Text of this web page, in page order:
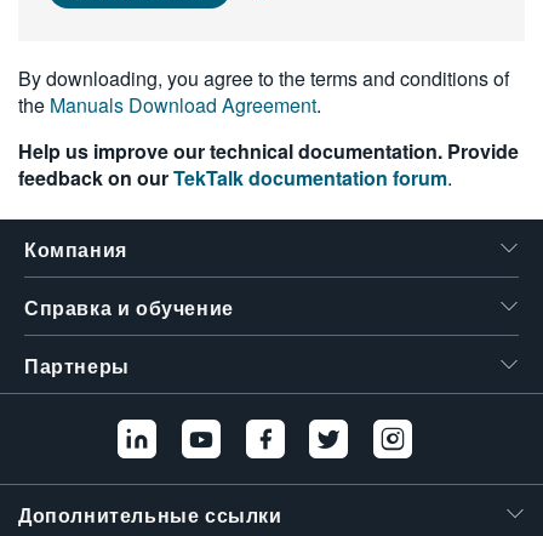
繁體中文
By downloading, you agree to the terms and conditions of
the Manuals Download Agreement.
Help us improve our technical documentation. Provide
feedback on ourTekTalk documentation forum.
Компания
Справка и обучение
Партнеры
Дополнительные ссылки